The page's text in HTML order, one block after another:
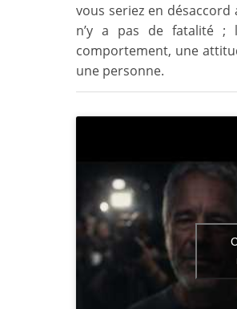
vous seriez en
n’y a pas de fatalité ;
comportement, une
une personne.